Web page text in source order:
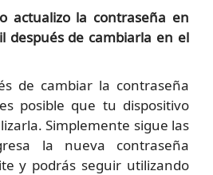
actualizo la contraseña en
después de cambiarla en el
de cambiar la contraseña
posible que tu dispositivo
Simplemente sigue las
la nueva contraseña
y podrás seguir utilizando